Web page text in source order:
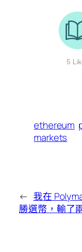
ethereum
markets
← 我在
勝選幣，輸了